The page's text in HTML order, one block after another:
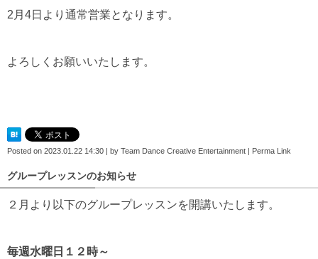
2月4日より通常営業となります。
よろしくお願いいたします。
Posted on 2023.01.22 14:30 by Team Dance Creative Entertainment Perma Link
グループレッスンのお知らせ
２月より以下のグループレッスンを開講いたします。
毎週水曜日１２時～